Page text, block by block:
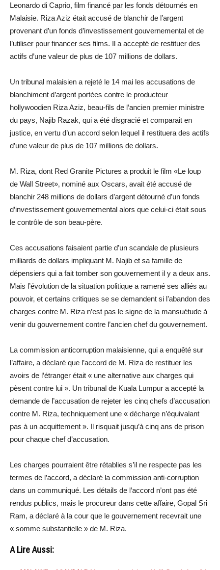
Leonardo di Caprio, film financé par les fonds détournés en
Malaisie. Riza Aziz était accusé de blanchir de l’argent
provenant d’un fonds d’investissement gouvernemental et de
l’utiliser pour financer ses films. Il a accepté de restituer des
actifs d’une valeur de plus de 107 millions de dollars.
Un tribunal malaisien a rejeté le 14 mai les accusations de
blanchiment d’argent portées contre le producteur
hollywoodien Riza Aziz, beau-fils de l’ancien premier ministre
du pays, Najib Razak, qui a été disgracié et comparait en
justice, en vertu d’un accord selon lequel il restituera des actifs
d’une valeur de plus de 107 millions de dollars.
M. Riza, dont Red Granite Pictures a produit le film «Le loup
de Wall Street», nominé aux Oscars, avait été accusé de
blanchir 248 millions de dollars d’argent détourné d’un fonds
d’investissement gouvernemental alors que celui-ci était sous
le contrôle de son beau-père.
Ces accusations faisaient partie d’un scandale de plusieurs
milliards de dollars impliquant M. Najib et sa famille de
dépensiers qui a fait tomber son gouvernement il y a deux ans.
Mais l’évolution de la situation politique a ramené ses alliés au
pouvoir, et certains critiques se se demandent si l’abandon des
charges contre M. Riza n’est pas le signe de la mansuétude à
venir du gouvernement contre l’ancien chef du gouvernement.
La commission anticorruption malaisienne, qui a enquêté sur
l’affaire, a déclaré que l’accord de M. Riza de restituer les
avoirs de l’étranger était « une alternative aux charges qui
pèsent contre lui ». Un tribunal de Kuala Lumpur a accepté la
demande de l’accusation de rejeter les cinq chefs d’accusation
contre M. Riza, techniquement une « décharge n’équivalant
pas à un acquittement ». Il risquait jusqu’à cinq ans de prison
pour chaque chef d’accusation.
Les charges pourraient être rétablies s’il ne respecte pas les
termes de l’accord, a déclaré la commission anti-corruption
dans un communiqué. Les détails de l’accord n’ont pas été
rendus publics, mais le procureur dans cette affaire, Gopal Sri
Ram, a déclaré à la cour que le gouvernement recevrait une
« somme substantielle » de M. Riza.
A Lire Aussi: